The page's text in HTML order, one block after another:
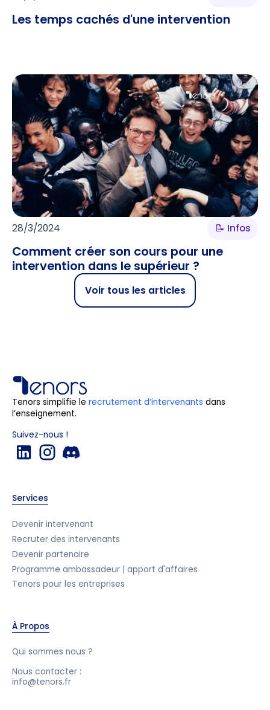
Les temps cachés d'une intervention
28/3/2024 📝 Infos
Comment créer son cours pour une
intervention dans le supérieur ?
Voir tous les articles
Tenors simplifie le recrutement d’intervenants dans
l’enseignement.
Suivez-nous !
Services
Devenir intervenant
Recruter des intervenants
Devenir partenaire
Programme ambassadeur | apport d'affaires
Tenors pour les entreprises
À Propos
Qui sommes nous ?
Nous contacter :
info@tenors.fr